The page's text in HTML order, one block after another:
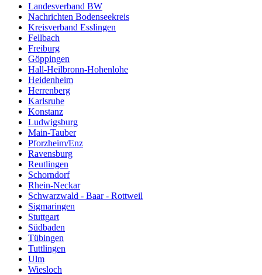
Landesverband BW
Nachrichten Bodenseekreis
Kreisverband Esslingen
Fellbach
Freiburg
Göppingen
Hall-Heilbronn-Hohenlohe
Heidenheim
Herrenberg
Karlsruhe
Konstanz
Ludwigsburg
Main-Tauber
Pforzheim/Enz
Ravensburg
Reutlingen
Schorndorf
Rhein-Neckar
Schwarzwald - Baar - Rottweil
Sigmaringen
Stuttgart
Südbaden
Tübingen
Tuttlingen
Ulm
Wiesloch